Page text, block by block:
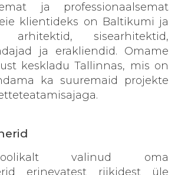
ja professionaalsemat
klientideks on Baltikumi ja
arhitektid, sisearhitektid,
ja erakliendid. Omame
keskladu Tallinnas, mis on
ka suuremaid projekte
valinud oma
erinevatest riikidest üle